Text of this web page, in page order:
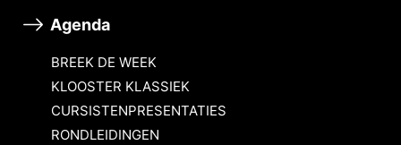
Agenda
BREEK DE WEEK
KLOOSTER KLASSIEK
CURSISTENPRESENTATIES
RONDLEIDINGEN